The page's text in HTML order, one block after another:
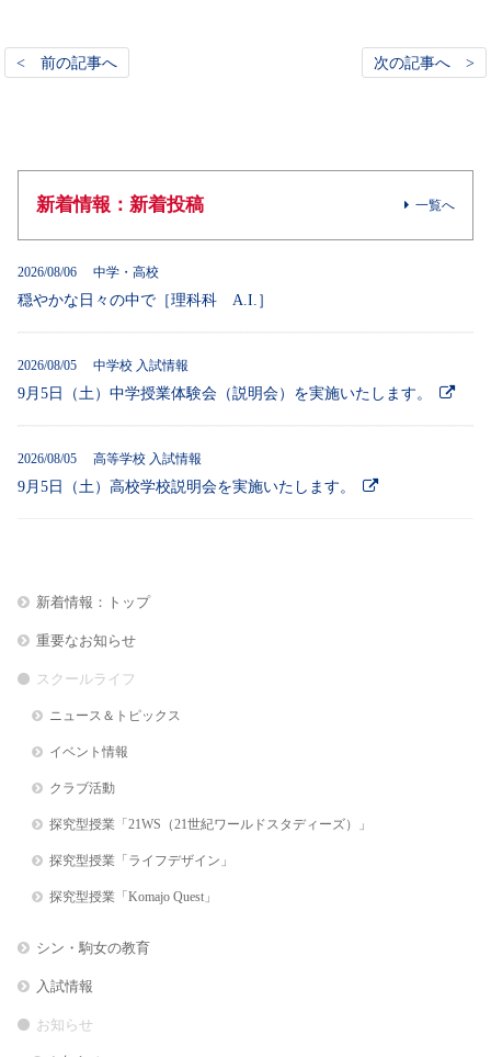
< 前の記事へ 次の記事へ >
新着情報：新着投稿 一覧へ
2026/08/06 中学・高校
穏やかな日々の中で［理科科 A.I.］
2026/08/05 中学校 入試情報
9月5日（土）中学授業体験会（説明会）を実施いたします。
2026/08/05 高等学校 入試情報
9月5日（土）高校学校説明会を実施いたします。
新着情報：トップ
重要なお知らせ
スクールライフ
ニュース＆トピックス
イベント情報
クラブ活動
探究型授業「21WS（21世紀ワールドスタディーズ）」
探究型授業「ライフデザイン」
探究型授業「Komajo Quest」
シン・駒女の教育
入試情報
お知らせ